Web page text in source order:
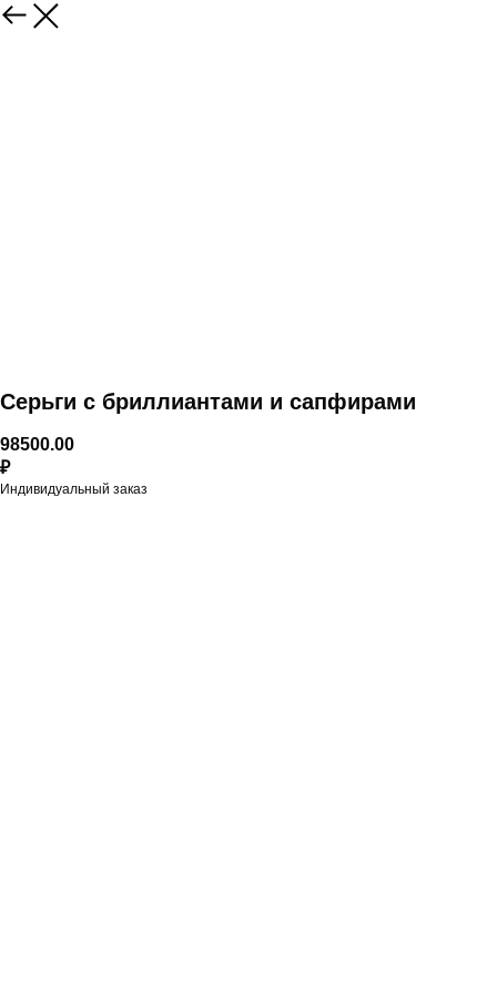
Серьги с бриллиантами и сапфирами
98500.00
₽
Индивидуальный заказ